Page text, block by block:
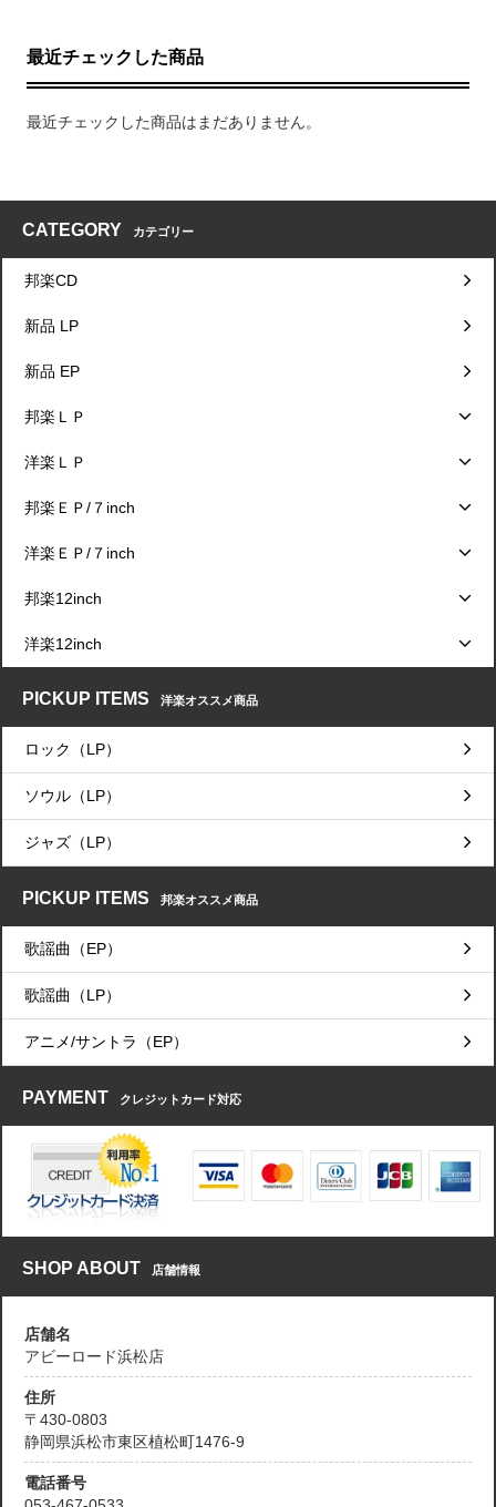
最近チェックした商品
最近チェックした商品はまだありません。
CATEGORY カテゴリー
邦楽CD
新品 LP
新品 EP
邦楽ＬＰ
洋楽ＬＰ
邦楽ＥＰ/７inch
洋楽ＥＰ/７inch
邦楽12inch
洋楽12inch
PICKUP ITEMS 洋楽オススメ商品
ロック（LP）
ソウル（LP）
ジャズ（LP）
PICKUP ITEMS 邦楽オススメ商品
歌謡曲（EP）
歌謡曲（LP）
アニメ/サントラ（EP）
PAYMENT クレジットカード対応
SHOP ABOUT 店舗情報
店舗名
アビーロード浜松店
住所
〒430-0803
静岡県浜松市東区植松町1476-9
電話番号